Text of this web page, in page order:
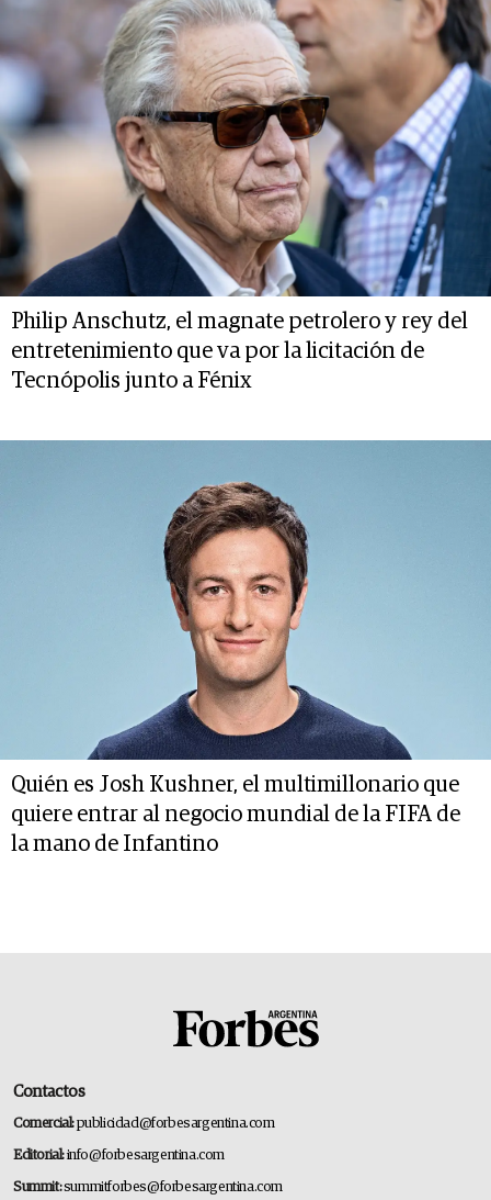
Philip Anschutz, el magnate petrolero y rey del
entretenimiento que va por la licitación de
Tecnópolis junto a Fénix
Quién es Josh Kushner, el multimillonario que
quiere entrar al negocio mundial de la FIFA de
la mano de Infantino
Contactos
Comercial:publicidad@forbesargentina.com
Editorial:info@forbesargentina.com
Summit:summitforbes@forbesargentina.com